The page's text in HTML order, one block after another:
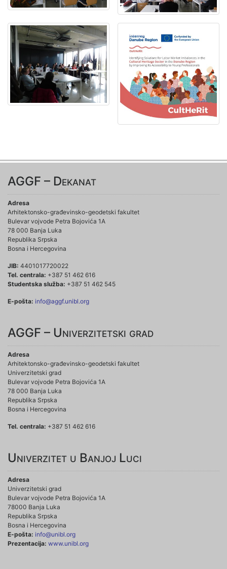
AGGF – Dekanat
Adresa
Arhitektonsko-građevinsko-geodetski fakultet
Bulevar vojvode Petra Bojovića 1A
78 000 Banja Luka
Republika Srpska
Bosna i Hercegovina
JIB: 4401017720022
Tel. centrala: +387 51 462 616
Studentska služba: +387 51 462 545
E-pošta: info@aggf.unibl.org
AGGF – Univerzitetski grad
Adresa
Arhitektonsko-građevinsko-geodetski fakultet
Univerzitetski grad
Bulevar vojvode Petra Bojovića 1A
78 000 Banja Luka
Republika Srpska
Bosna i Hercegovina
Tel. centrala: +387 51 462 616
Univerzitet u Banjoj Luci
Adresa
Univerzitetski grad
Bulevar vojvode Petra Bojovića 1A
78000 Banja Luka
Republika Srpska
Bosna i Hercegovina
E-pošta: info@unibl.org
Prezentacija: www.unibl.org